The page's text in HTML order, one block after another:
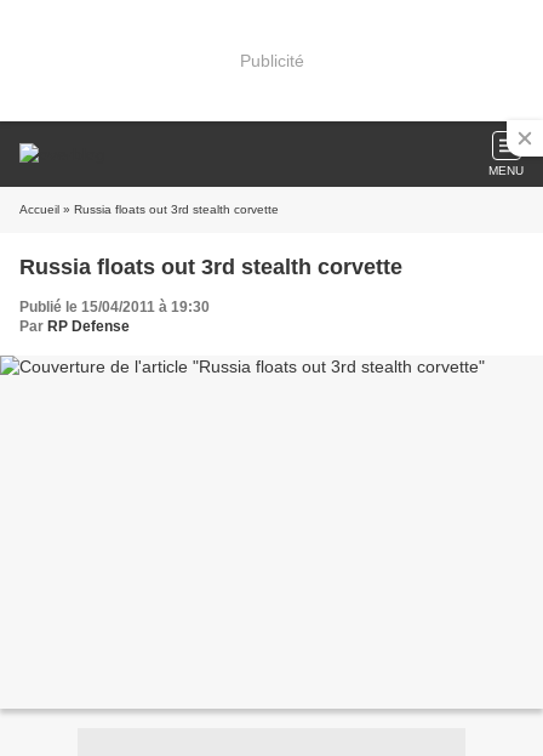
Publicité
MENU
Accueil » Russia floats out 3rd stealth corvette
Russia floats out 3rd stealth corvette
Publié le 15/04/2011 à 19:30
Par RP Defense